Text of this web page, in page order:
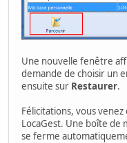
Une nouvelle fenêtre
demande de choisir un
ensuite sur Restaurer.
Félicitations, vous
LocaGest. Une boîte de
se ferme